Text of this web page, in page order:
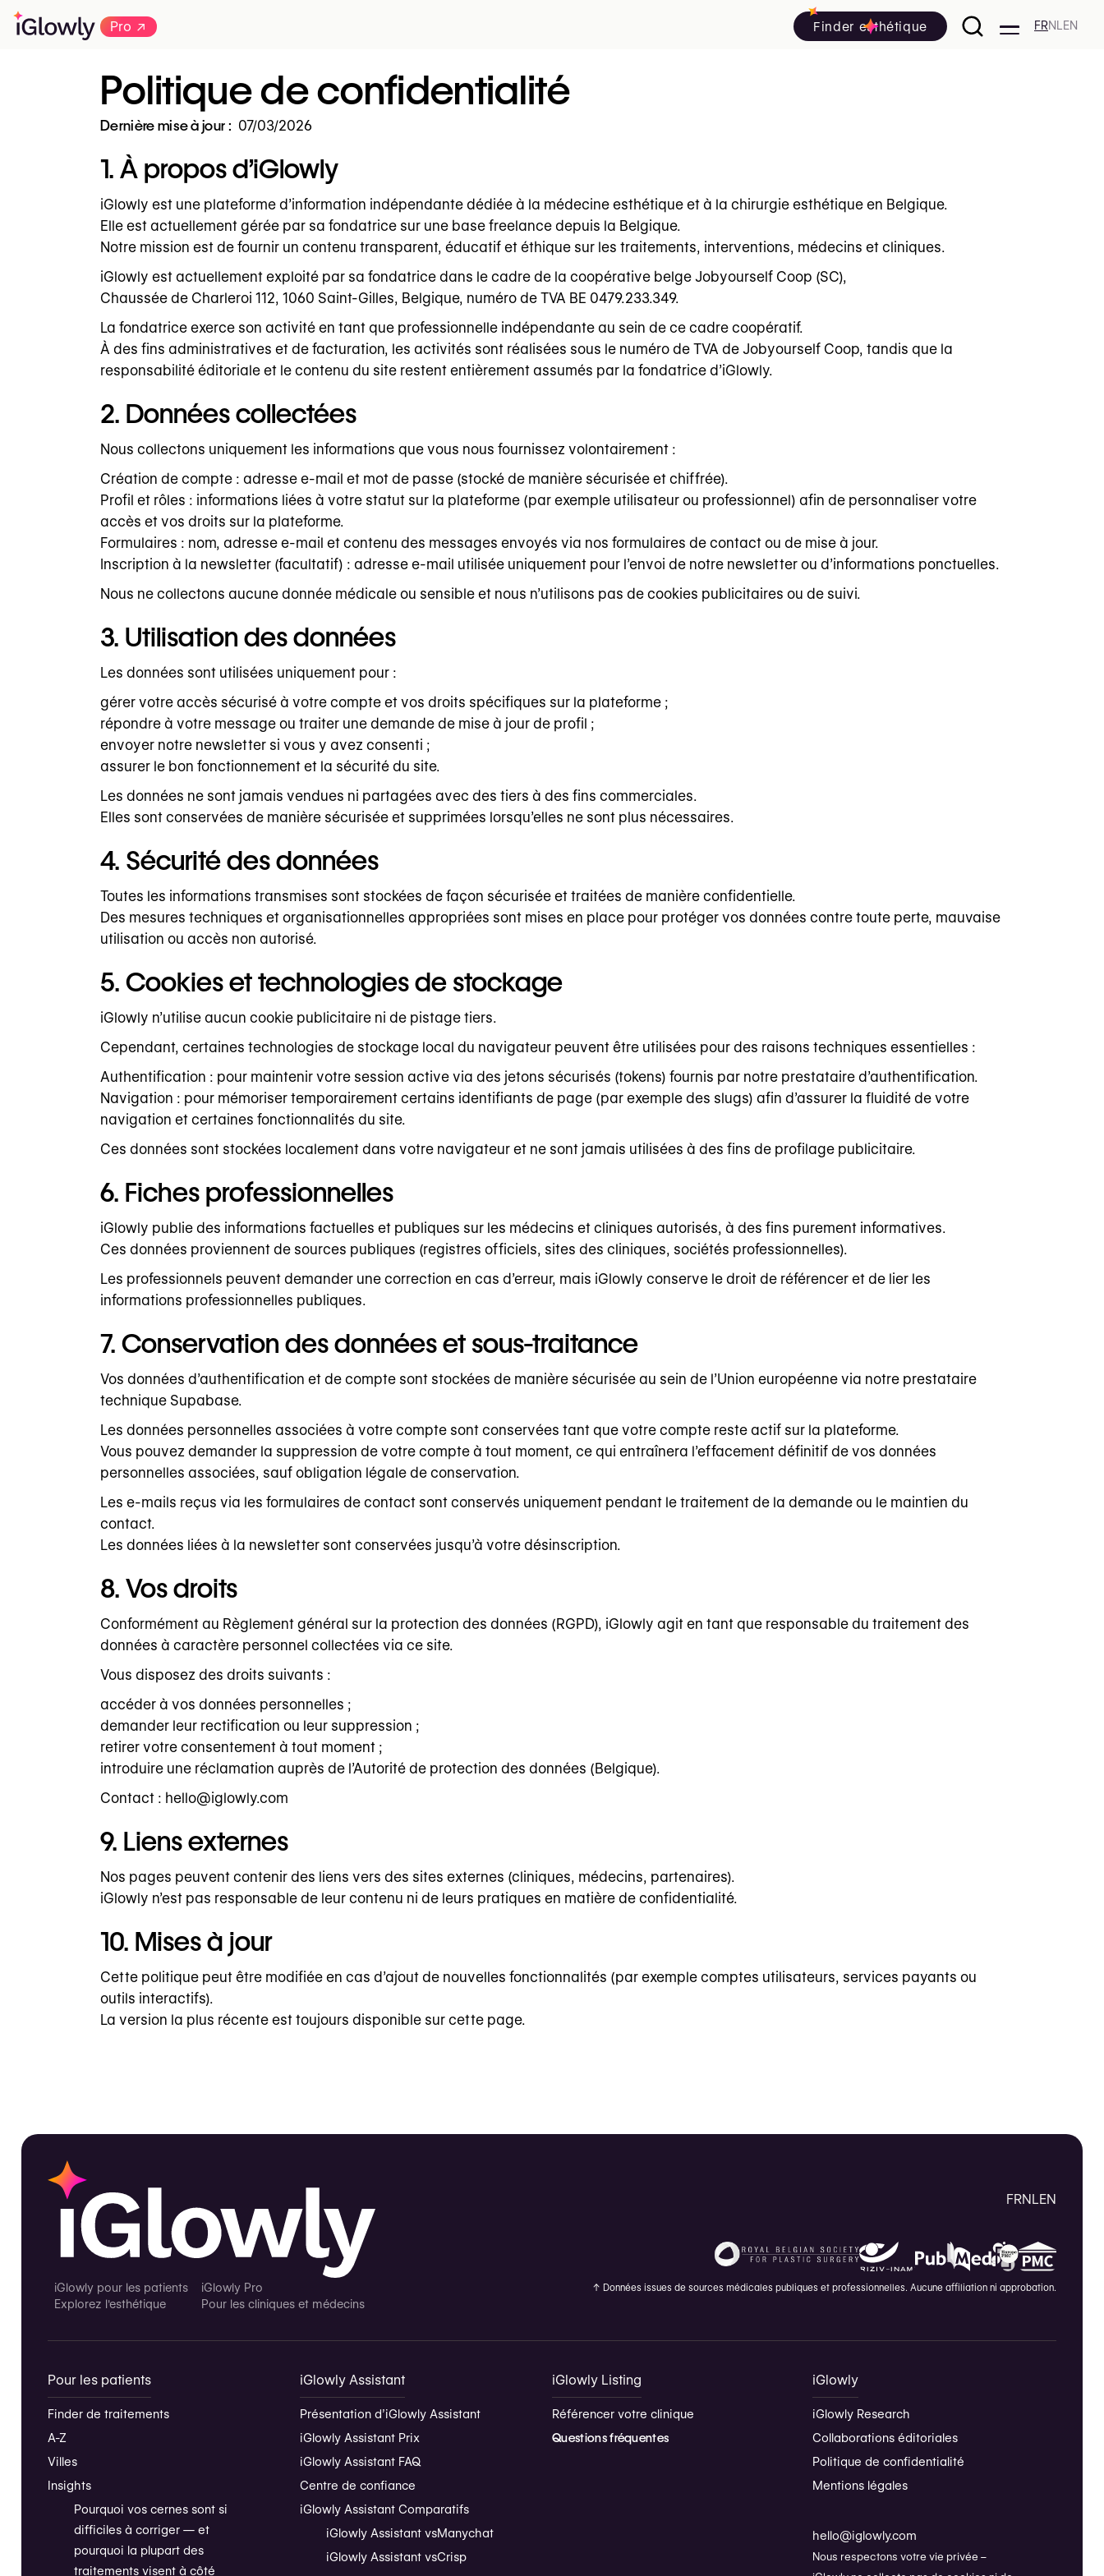
Pro → Finder esthétique FRNL EN
Politique de confidentialité
Dernière mise à jour : 07/03/2026
1. À propos d’iGlowly
iGlowly est une plateforme d’information indépendante dédiée à la médecine esthétique et à la chirurgie esthétique en Belgique.
Elle est actuellement gérée par sa fondatrice sur une base freelance depuis la Belgique.
Notre mission est de fournir un contenu transparent, éducatif et éthique sur les traitements, interventions, médecins et cliniques.
iGlowly est actuellement exploité par sa fondatrice dans le cadre de la coopérative belge Jobyourself Coop (SC),
Chaussée de Charleroi 112, 1060 Saint-Gilles, Belgique, numéro de TVA BE 0479.233.349.
La fondatrice exerce son activité en tant que professionnelle indépendante au sein de ce cadre coopératif.
À des fins administratives et de facturation, les activités sont réalisées sous le numéro de TVA de Jobyourself Coop, tandis que la
responsabilité éditoriale et le contenu du site restent entièrement assumés par la fondatrice d’iGlowly.
2. Données collectées
Nous collectons uniquement les informations que vous nous fournissez volontairement :
Création de compte : adresse e-mail et mot de passe (stocké de manière sécurisée et chiffrée).
Profil et rôles : informations liées à votre statut sur la plateforme (par exemple utilisateur ou professionnel) afin de personnaliser votre
accès et vos droits sur la plateforme.
Formulaires : nom, adresse e-mail et contenu des messages envoyés via nos formulaires de contact ou de mise à jour.
Inscription à la newsletter (facultatif) : adresse e-mail utilisée uniquement pour l’envoi de notre newsletter ou d’informations ponctuelles.
Nous ne collectons aucune donnée médicale ou sensible et nous n’utilisons pas de cookies publicitaires ou de suivi.
3. Utilisation des données
Les données sont utilisées uniquement pour :
gérer votre accès sécurisé à votre compte et vos droits spécifiques sur la plateforme ;
répondre à votre message ou traiter une demande de mise à jour de profil ;
envoyer notre newsletter si vous y avez consenti ;
assurer le bon fonctionnement et la sécurité du site.
Les données ne sont jamais vendues ni partagées avec des tiers à des fins commerciales.
Elles sont conservées de manière sécurisée et supprimées lorsqu’elles ne sont plus nécessaires.
4. Sécurité des données
Toutes les informations transmises sont stockées de façon sécurisée et traitées de manière confidentielle.
Des mesures techniques et organisationnelles appropriées sont mises en place pour protéger vos données contre toute perte, mauvaise
utilisation ou accès non autorisé.
5. Cookies et technologies de stockage
iGlowly n’utilise aucun cookie publicitaire ni de pistage tiers.
Cependant, certaines technologies de stockage local du navigateur peuvent être utilisées pour des raisons techniques essentielles :
Authentification : pour maintenir votre session active via des jetons sécurisés (tokens) fournis par notre prestataire d’authentification.
Navigation : pour mémoriser temporairement certains identifiants de page (par exemple des slugs) afin d’assurer la fluidité de votre
navigation et certaines fonctionnalités du site.
Ces données sont stockées localement dans votre navigateur et ne sont jamais utilisées à des fins de profilage publicitaire.
6. Fiches professionnelles
iGlowly publie des informations factuelles et publiques sur les médecins et cliniques autorisés, à des fins purement informatives.
Ces données proviennent de sources publiques (registres officiels, sites des cliniques, sociétés professionnelles).
Les professionnels peuvent demander une correction en cas d’erreur, mais iGlowly conserve le droit de référencer et de lier les
informations professionnelles publiques.
7. Conservation des données et sous-traitance
Vos données d’authentification et de compte sont stockées de manière sécurisée au sein de l’Union européenne via notre prestataire
technique Supabase.
Les données personnelles associées à votre compte sont conservées tant que votre compte reste actif sur la plateforme.
Vous pouvez demander la suppression de votre compte à tout moment, ce qui entraînera l’effacement définitif de vos données
personnelles associées, sauf obligation légale de conservation.
Les e-mails reçus via les formulaires de contact sont conservés uniquement pendant le traitement de la demande ou le maintien du
contact.
Les données liées à la newsletter sont conservées jusqu’à votre désinscription.
8. Vos droits
Conformément au Règlement général sur la protection des données (RGPD), iGlowly agit en tant que responsable du traitement des
données à caractère personnel collectées via ce site.
Vous disposez des droits suivants :
accéder à vos données personnelles ;
demander leur rectification ou leur suppression ;
retirer votre consentement à tout moment ;
introduire une réclamation auprès de l’Autorité de protection des données (Belgique).
Contact : hello@iglowly.com
9. Liens externes
Nos pages peuvent contenir des liens vers des sites externes (cliniques, médecins, partenaires).
iGlowly n’est pas responsable de leur contenu ni de leurs pratiques en matière de confidentialité.
10. Mises à jour
Cette politique peut être modifiée en cas d’ajout de nouvelles fonctionnalités (par exemple comptes utilisateurs, services payants ou
outils interactifs).
La version la plus récente est toujours disponible sur cette page.
iGlowly pour les patients
Explorez l'esthétique
iGlowly Pro
Pour les cliniques et médecins
FRNLEN
↑ Données issues de sources médicales publiques et professionnelles. Aucune affiliation ni approbation.
Pour les patients
Finder de traitements
A-Z
Villes
Insights
Pourquoi vos cernes sont si
difficiles à corriger — et
pourquoi la plupart des
traitements visent à côté
iGlowly Assistant
Présentation d’iGlowly Assistant
iGlowly Assistant Prix
iGlowly Assistant FAQ
Centre de confiance
iGlowly Assistant Comparatifs
iGlowly Assistant vsManychat
iGlowly Assistant vsCrisp
iGlowly Listing
Référencer votre clinique
Questions fréquentes
iGlowly
iGlowly Research
Collaborations éditoriales
Politique de confidentialité
Mentions légales
hello@iglowly.com
Nous respectons votre vie privée –